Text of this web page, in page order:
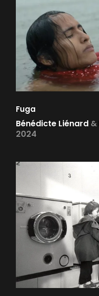
Fuga
Bénédicte Liénard &
2024